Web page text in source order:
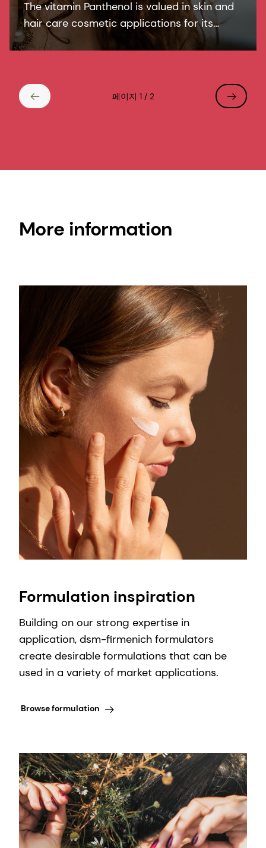
The vitamin Panthenol is valued in skin and
hair care cosmetic applications for its
moisturizing properties. It soothes sensitive
페이지 1 / 2
More information
Formulation inspiration
Building on our strong expertise in
application, dsm-firmenich formulators
create desirable formulations that can be
used in a variety of market applications.
Browse formulation